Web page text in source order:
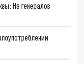
На генералов